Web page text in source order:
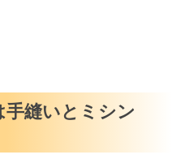
縫いとミシン